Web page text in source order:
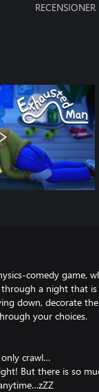
RECENSIONER
comedy game,
a night that
down, decorate
your choices.
crawl…
But there is so